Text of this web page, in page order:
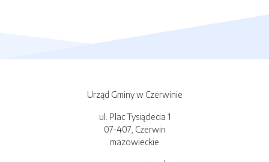
Urząd Gminy w Czerwinie
ul. Plac Tysiąclecia 1
07-407, Czerwin
mazowieckie